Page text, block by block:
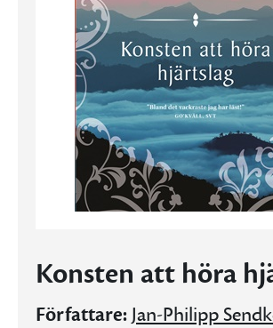
Konsten att höra
Författare: Jan-Philipp